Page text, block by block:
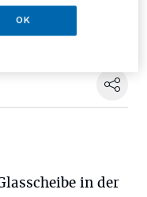
Lesezeit
in der
OK